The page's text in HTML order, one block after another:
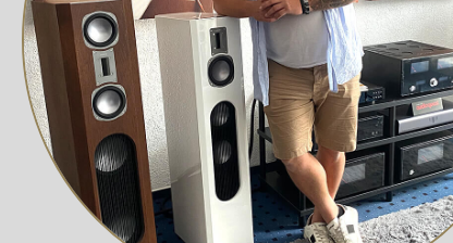
Reflexionen, Spitzen oder Tälern führen. Das
diese mit einer Fernfeldmessung (Hörposition)
Anforderungen gerecht wird. Als Pionier der APP-
automatischer EQ-Raumkorrektur und einfacher